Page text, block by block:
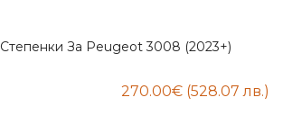
Степенки За Peugeot 3008 (2023+)